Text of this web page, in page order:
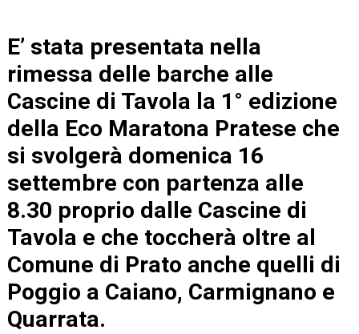
E’ stata presentata nella
rimessa delle barche alle
Cascine di Tavola la 1° edizione
della Eco Maratona Pratese che
si svolgerà domenica 16
settembre con partenza alle
8.30 proprio dalle Cascine di
Tavola e che toccherà oltre al
Comune di Prato anche quelli di
Poggio a Caiano, Carmignano e
Quarrata.